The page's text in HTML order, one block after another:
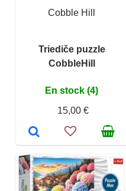
Cobble Hill
Triediče puzzle
CobbleHill
En stock (4)
15,00 €